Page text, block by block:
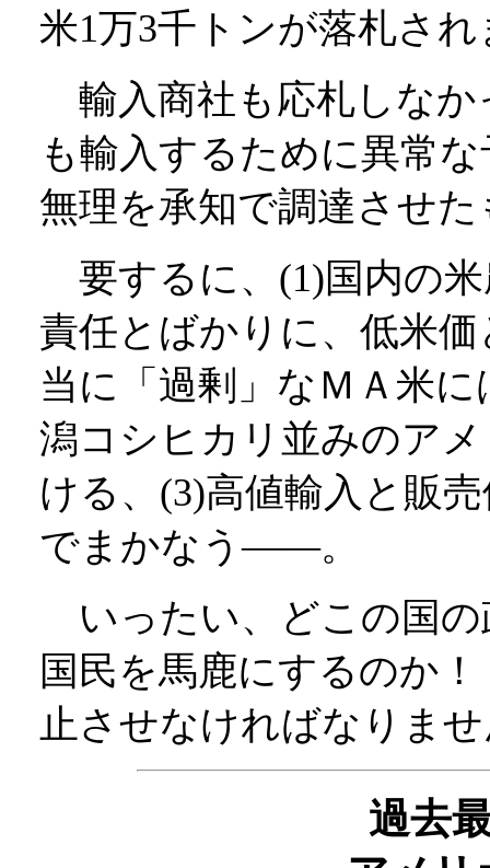
米1万3千トンが落札さ
輸入商社も応札しなか
も輸入するために異常
無理を承知で調達させ
要するに、(1)国内の
責任とばかりに、低米
当に「過剰」なＭＡ米
潟コシヒカリ並みのア
ける、(3)高値輸入と販
でまかなう――。
いったい、どこの国の
国民を馬鹿にするのか
止させなければなりま
過去